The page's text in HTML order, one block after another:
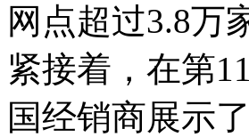
网点超过3.8万
紧接着，在第
国经销商展示